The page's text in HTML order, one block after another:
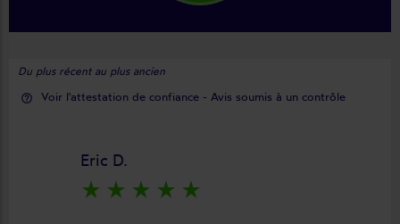
Du plus récent au plus ancien
help_outline Voir l'attestation de confiance - Avis soumis à un contrôle
Eric D.
star_rate star_rate star_rate star_rate star_rate